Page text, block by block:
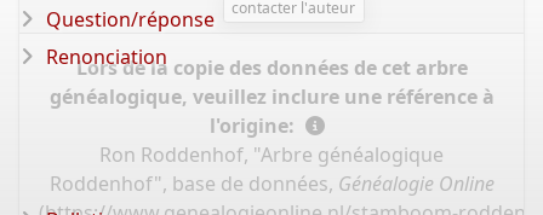
contacter l'auteur
Lors de la copie des données de cet arbre
généalogique, veuillez inclure une référence à
l'origine:
Ron Roddenhof, "Arbre généalogique
Roddenhof", base de données, Généalogie Online
Question/réponse
Renonciation